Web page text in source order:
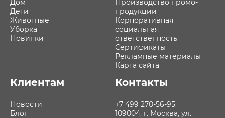
Дом
Дети
Животные
Уборка
Новинки
Производство промо-
продукции
Корпоративная
социальная
ответственность
Сертификаты
Рекламные материалы
Карта сайта
Клиентам
Новости
Блог
Контакты
+7 499 270-56-95
109004, г. Москва, ул.